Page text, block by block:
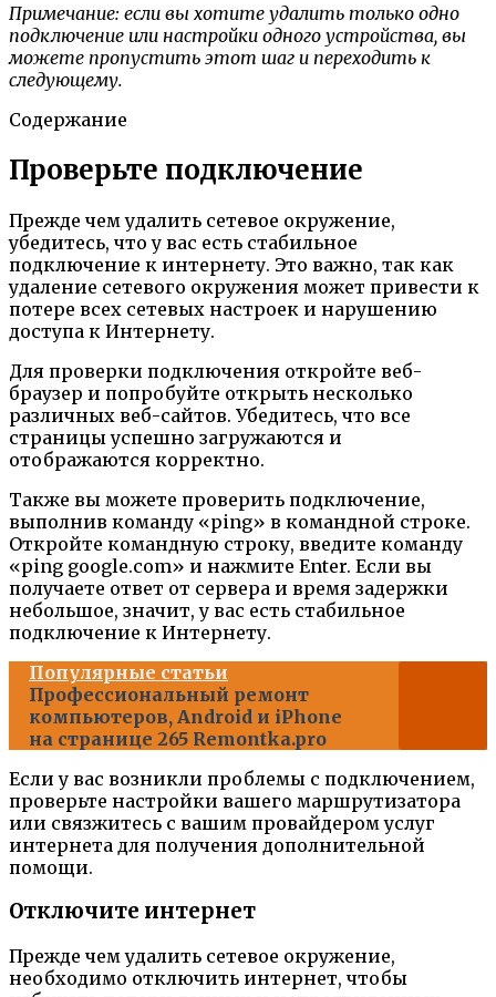
Примечание: если вы хотите удалить только одно
подключение или настройки одного устройства, вы
можете пропустить этот шаг и переходить к
следующему.
Содержание
Проверьте подключение
Прежде чем удалить сетевое окружение,
убедитесь, что у вас есть стабильное
подключение к интернету. Это важно, так как
удаление сетевого окружения может привести к
потере всех сетевых настроек и нарушению
доступа к Интернету.
Для проверки подключения откройте веб-
браузер и попробуйте открыть несколько
различных веб-сайтов. Убедитесь, что все
страницы успешно загружаются и
отображаются корректно.
Также вы можете проверить подключение,
выполнив команду «ping» в командной строке.
Откройте командную строку, введите команду
«ping google.com» и нажмите Enter. Если вы
получаете ответ от сервера и время задержки
небольшое, значит, у вас есть стабильное
подключение к Интернету.
Популярные статьи
Профессиональный ремонт
компьютеров, Android и iPhone
на странице 265 Remontka.pro
Если у вас возникли проблемы с подключением,
проверьте настройки вашего маршрутизатора
или связжитесь с вашим провайдером услуг
интернета для получения дополнительной
помощи.
Отключите интернет
Прежде чем удалить сетевое окружение,
необходимо отключить интернет, чтобы